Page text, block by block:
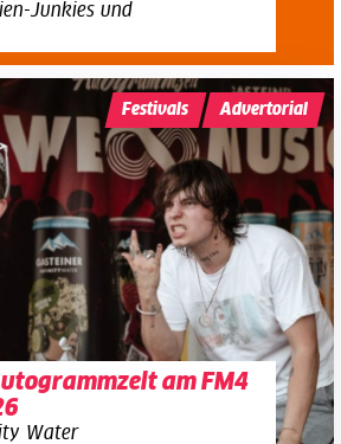
Junkies und
am FM4
Water
Festivals Advertorial